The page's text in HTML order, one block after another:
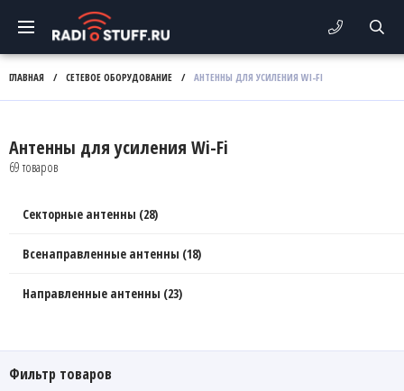
ГЛАВНАЯ / СЕТЕВОЕ ОБОРУДОВАНИЕ / АНТЕННЫ ДЛЯ УСИЛЕНИЯ WI-FI
Антенны для усиления Wi-Fi
69 товаров
Секторные антенны (28)
Всенаправленные антенны (18)
Направленные антенны (23)
Фильтр товаров